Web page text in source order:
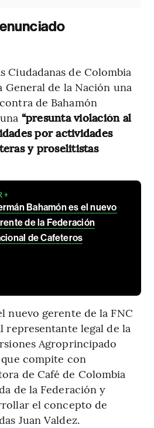
Ciudadanas de Colombia
General de la Nación una
de Bahamón
“presunta violación al
por actividades
y proselitistas
+
Bahamón es el nuevo
de la Federación
de Cafeteros
nuevo gerente de la FNC
representante legal de la
Agroprincipado
que compite con
de Café de Colombia
de la Federación y
el concepto de
Juan Valdez.